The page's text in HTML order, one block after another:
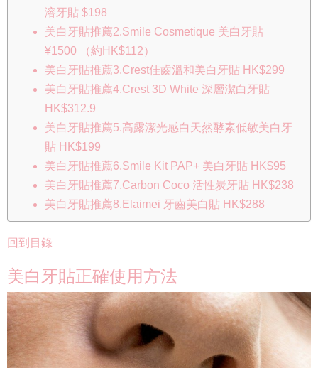
溶牙貼 $198
美白牙貼推薦2.Smile Cosmetique 美白牙貼
¥1500 （約HK$112）
美白牙貼推薦3.Crest佳齒溫和美白牙貼 HK$299
美白牙貼推薦4.Crest 3D White 深層潔白牙貼
HK$312.9
美白牙貼推薦5.高露潔光感白天然酵素低敏美白牙
貼 HK$199
美白牙貼推薦6.Smile Kit PAP+ 美白牙貼 HK$95
美白牙貼推薦7.Carbon Coco 活性炭牙貼 HK$238
美白牙貼推薦8.Elaimei 牙齒美白貼 HK$288
回到目錄
美白牙貼正確使用方法